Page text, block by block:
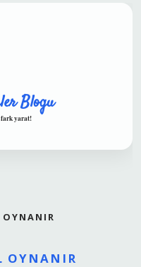
Blogu
yarat!
OYNANIR